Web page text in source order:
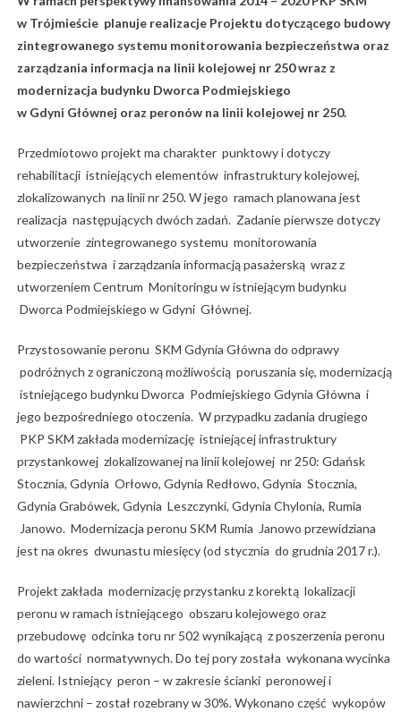
w Trójmieście planuje realizacje Projektu dotyczącego budowy
zintegrowanego systemu monitorowania bezpieczeństwa oraz
zarządzania informacja na linii kolejowej nr 250 wraz z
modernizacja budynku Dworca Podmiejskiego
w Gdyni Głównej oraz peronów na linii kolejowej nr 250.
Przedmiotowo projekt ma charakter punktowy i dotyczy
rehabilitacji istniejących elementów infrastruktury kolejowej,
zlokalizowanych na linii nr 250. W jego ramach planowana jest
realizacja następujących dwóch zadań. Zadanie pierwsze dotyczy
utworzenie zintegrowanego systemu monitorowania
bezpieczeństwa i zarządzania informacją pasażerską wraz z
utworzeniem Centrum Monitoringu w istniejącym budynku
Dworca Podmiejskiego w Gdyni Głównej.
Przystosowanie peronu SKM Gdynia Główna do odprawy
podróżnych z ograniczoną możliwością poruszania się, modernizacją
istniejącego budynku Dworca Podmiejskiego Gdynia Główna i
jego bezpośredniego otoczenia. W przypadku zadania drugiego
PKP SKM zakłada modernizację istniejącej infrastruktury
przystankowej zlokalizowanej na linii kolejowej nr 250: Gdańsk
Stocznia, Gdynia Orłowo, Gdynia Redłowo, Gdynia Stocznia,
Gdynia Grabówek, Gdynia Leszczynki, Gdynia Chylonia, Rumia
Janowo. Modernizacja peronu SKM Rumia Janowo przewidziana
jest na okres dwunastu miesięcy (od stycznia do grudnia 2017 r.).
Projekt zakłada modernizację przystanku z korektą lokalizacji
peronu w ramach istniejącego obszaru kolejowego oraz
przebudowę odcinka toru nr 502 wynikającą z poszerzenia peronu
do wartości normatywnych. Do tej pory została wykonana wycinka
zieleni. Istniejący peron – w zakresie ścianki peronowej i
nawierzchni – został rozebrany w 30%. Wykonano część wykopów